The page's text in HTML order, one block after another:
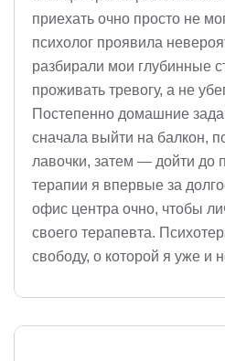
приехать очно просто не
психолог проявила
разбирали мои глубинные
проживать тревогу, а не
Постепенно домашние
сначала выйти на балкон,
лавочки, затем — дойти до
терапии я впервые за
офис центра очно, чтобы
своего терапевта.
свободу, о которой я уже и